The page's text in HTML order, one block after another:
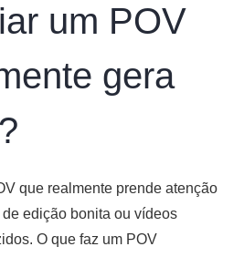
um POV
gera
que realmente prende atenção
edição bonita ou vídeos
O que faz um POV